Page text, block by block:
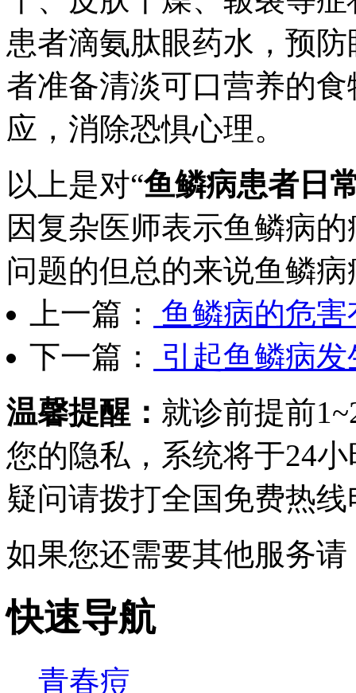
患者滴氨肽眼药水，预
者准备清淡可口营养的
应，消除恐惧心理。
以上是对“鱼鳞病患者日
因复杂医师表示鱼鳞病
问题的但总的来说鱼鳞
上一篇：
鱼鳞病的危害
下一篇：
引起鱼鳞病
温馨提醒： 就诊前提前
您的隐私，系统将于24
疑问请拨打全国免费热线
如果您还需要其他服务
快速导航
青春痘